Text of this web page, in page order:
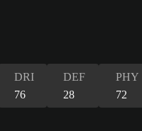
DRI
76
DEF
28
PHY
72